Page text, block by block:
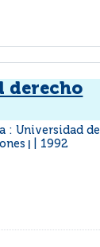
derecho
: Universidad de
1992